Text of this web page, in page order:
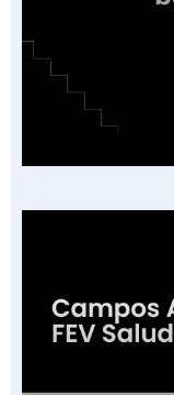
Cobertura o
Categorías